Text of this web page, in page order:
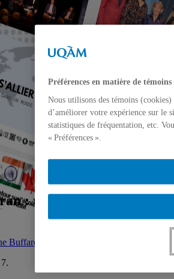
: un autre regard sur la
Buffard
Préférences en matière de témoins
Nous utilisons des témoins
d’améliorer votre expérience sur le
statistiques de fréquentation, etc.
« Préférences ».